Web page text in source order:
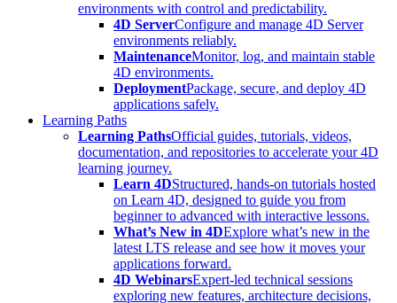
environments with control and predictability.
4D ServerConfigure and manage 4D Server
environments reliably.
MaintenanceMonitor, log, and maintain stable
4D environments.
DeploymentPackage, secure, and deploy 4D
applications safely.
Learning Paths
Learning PathsOfficial guides, tutorials, videos,
documentation, and repositories to accelerate your 4D
learning journey.
Learn 4DStructured, hands-on tutorials hosted
on Learn 4D, designed to guide you from
beginner to advanced with interactive lessons.
What’s New in 4DExplore what’s new in the
latest LTS release and see how it moves your
applications forward.
4D WebinarsExpert-led technical sessions
exploring new features, architecture decisions,